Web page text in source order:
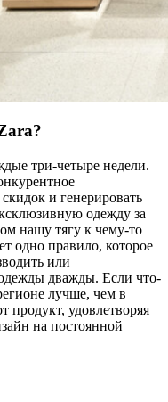
три-четыре недели.
и генерировать
одежду за
нашу тягу к чему-то
одно правило, которое
или
дважды. Если что-
лучше, чем в
продукт, удовлетворяя
на постоянной